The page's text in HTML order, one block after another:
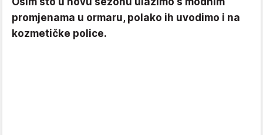
promjenama u ormaru, polako ih uvodimo i na
kozmetičke police.